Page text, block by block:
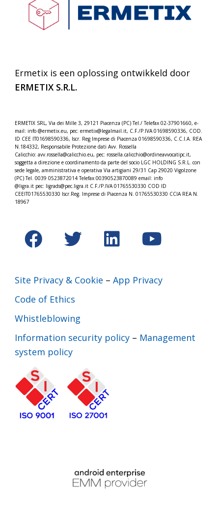
Ermetix is een oplossing ontwikkeld door
ERMETIX S.R.L.
ERMETIX SRL, Via dei Mille 3, 29121 Piacenza (PC) Tel./Telefax 02-37901660, e-
mail: info @ermetix.eu, pec: ermetix@legalmail.it, C.F./P.IVA 01698590336, COD.
ID CEE IT01698590336, Iscr. Reg Imprese di Piacenza 01698590336, C.C.I.A. REA
N.184332, Responsabile Protezione dati Avv. Rossella
Calicchio: avv.rossella@calicchio.eu, pec: rossella.calicchio@ordineavvocatipc.it,
soggetta a direzione e coordinamento da parte del socio LGC HOLDING S.R.L. con
sede legale, amministrativa e operativa Via artigiani 29/31 Cap 29020 Vigolzone
(PC) Tel. 0039 0523872014 Telefax 00390523870089 email: info
@ligra.it pec: ligrads@pec.ligra.it C.F./P.IVA 01765530330 COD ID
CEEIT01765530330 Iscr.Reg. Imprese di Piacenza N. 01765530330 CCIA REA N.
18967
Site Privacy & Cookie – App Privacy
Code of Ethics
Whistleblowing
Information security policy – Management
system policy